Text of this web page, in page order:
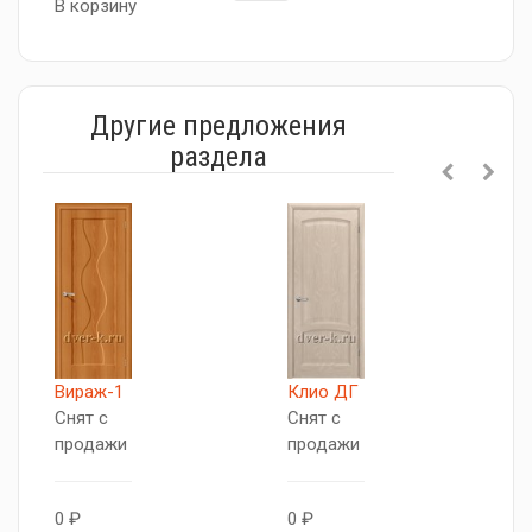
В корзину
Другие предложения
раздела
Вираж-1
Снят с
продажи
0 ₽
Клио ДГ
Снят с
продажи
0 ₽